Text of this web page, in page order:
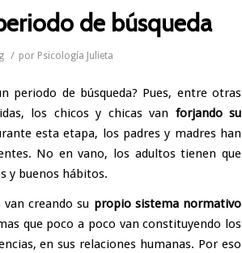
de búsqueda
/ por Psicología Julieta
periodo de búsqueda? Pues, entre otras
los chicos y chicas van forjando su
esta etapa, los padres y madres han
No en vano, los adultos tienen que
y buenos hábitos.
creando su propio sistema normativo
que poco a poco van constituyendo los
en sus relaciones humanas. Por eso